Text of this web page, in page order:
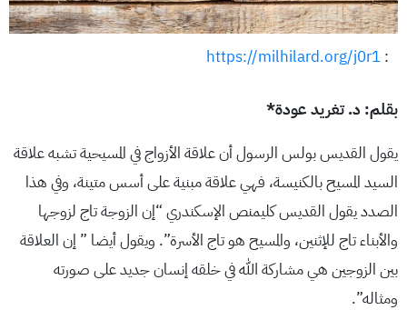
:
https://milhilard.org/j0r1
بقلم: د. تغريد عودة*
يقول القديس بولس الرسول أن علاقة الأزواج في المسيحية تشبه علاقة
السيد المسيح بالكنيسة، فهي علاقة مبنية على أسس متينة، وفي هذا
الصدد يقول القديس كليمنص الإسكندري “إن الزوجة تاج لزوجها
والأبناء تاج للإثنين، والمسيح هو تاج الأسرة”. ويقول أيضا ” إن العلاقة
بين الزوجين هي مشاركة الله في خلقه إنسان جديد على صورته
ومثاله”.